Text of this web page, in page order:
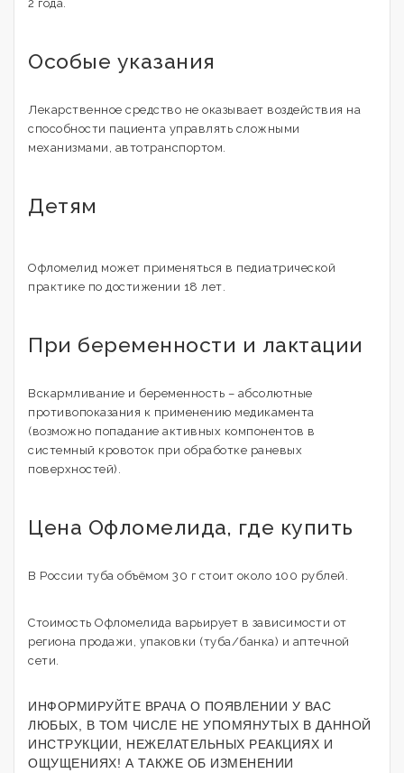
2 года.
Особые указания
Лекарственное средство не оказывает воздействия на
способности пациента управлять сложными
механизмами, автотранспортом.
Детям
Офломелид может применяться в педиатрической
практике по достижении 18 лет.
При беременности и лактации
Вскармливание и беременность – абсолютные
противопоказания к применению медикамента
(возможно попадание активных компонентов в
системный кровоток при обработке раневых
поверхностей).
Цена Офломелида, где купить
В России туба объёмом 30 г стоит около 100 рублей.
Стоимость Офломелида варьирует в зависимости от
региона продажи, упаковки (туба/банка) и аптечной
сети.
ИНФОРМИРУЙТЕ ВРАЧА О ПОЯВЛЕНИИ У ВАС
ЛЮБЫХ, В ТОМ ЧИСЛЕ НЕ УПОМЯНУТЫХ В ДАННОЙ
ИНСТРУКЦИИ, НЕЖЕЛАТЕЛЬНЫХ РЕАКЦИЯХ И
ОЩУЩЕНИЯХ! А ТАКЖЕ ОБ ИЗМЕНЕНИИ